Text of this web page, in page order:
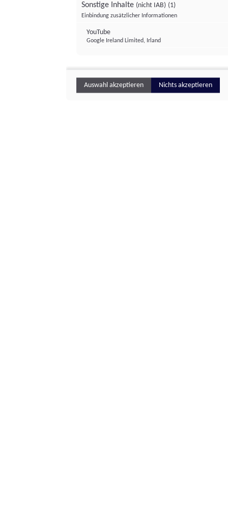
Sonstige Inhalte (nicht IAB) (1)
Einbindung zusätzlicher Informationen
YouTube
Google Ireland Limited, Irland
Auswahl akzeptieren Nichts akzeptieren